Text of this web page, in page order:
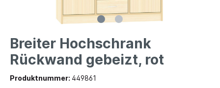
Breiter Hochschrank
Rückwand gebeizt, rot
Produktnummer: 449861